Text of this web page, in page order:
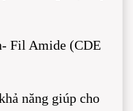
Fil Amide (CDE
năng giúp cho